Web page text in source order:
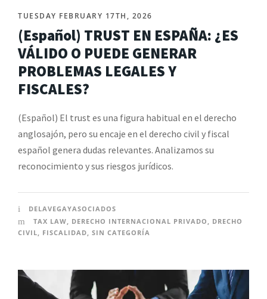
TUESDAY FEBRUARY 17TH, 2026
(Español) TRUST EN ESPAÑA: ¿ES
VÁLIDO O PUEDE GENERAR
PROBLEMAS LEGALES Y
FISCALES?
(Español) El trust es una figura habitual en el derecho
anglosajón, pero su encaje en el derecho civil y fiscal
español genera dudas relevantes. Analizamos su
reconocimiento y sus riesgos jurídicos.
DELAVEGAYASOCIADOS
TAX LAW, DERECHO INTERNACIONAL PRIVADO , DRECHO
CIVIL, FISCALIDAD, SIN CATEGORÍA